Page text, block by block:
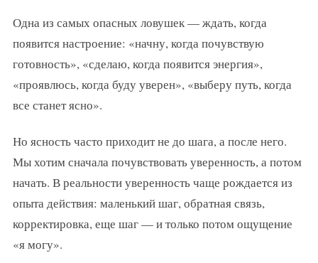
Одна из самых опасных ловушек — ждать, когда
появится настроение: «начну, когда почувствую
готовность», «сделаю, когда появится энергия»,
«проявлюсь, когда буду уверен», «выберу путь, когда
все станет ясно».
Но ясность часто приходит не до шага, а после него.
Мы хотим сначала почувствовать уверенность, а потом
начать. В реальности уверенность чаще рождается из
опыта действия: маленький шаг, обратная связь,
корректировка, еще шаг — и только потом ощущение
«я могу».